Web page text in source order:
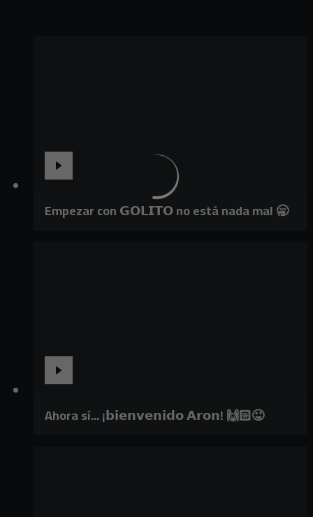
Empezar con 𝗚𝗢𝗟𝗜𝗧𝗢 no está nada mal 🥱
Ahora sí... ¡𝗯𝗶𝗲𝗻𝘃𝗲𝗻𝗶𝗱𝗼 𝗔𝗿𝗼𝗻! 🙌🏻😜